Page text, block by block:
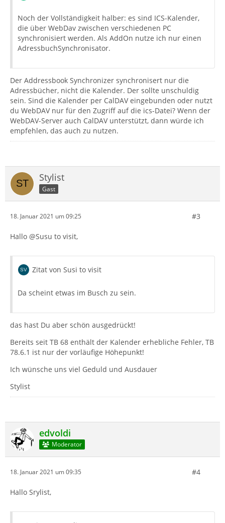
Noch der Vollständigkeit halber: es sind ICS-Kalender,
die über WebDav zwischen verschiedenen PC
synchronisiert werden. Als AddOn nutze ich nur einen
AdressbuchSynchronisator.
Der Addressbook Synchronizer synchronisert nur die
Adressbücher, nicht die Kalender. Der sollte unschuldig
sein. Sind die Kalender per CalDAV eingebunden oder nutzt
du WebDAV nur für den Zugriff auf die ics-Datei? Wenn der
WebDAV-Server auch CalDAV unterstützt, dann würde ich
empfehlen, das auch zu nutzen.
Stylist
Gast
18. Januar 2021 um 09:25 #3
Hallo @Susu to visit,
Zitat von Susi to visit
Da scheint etwas im Busch zu sein.
das hast Du aber schön ausgedrückt!
Bereits seit TB 68 enthält der Kalender erhebliche Fehler, TB
78.6.1 ist nur der vorläufige Höhepunkt!
Ich wünsche uns viel Geduld und Ausdauer
Stylist
edvoldi
Moderator
18. Januar 2021 um 09:35 #4
Hallo Srylist,